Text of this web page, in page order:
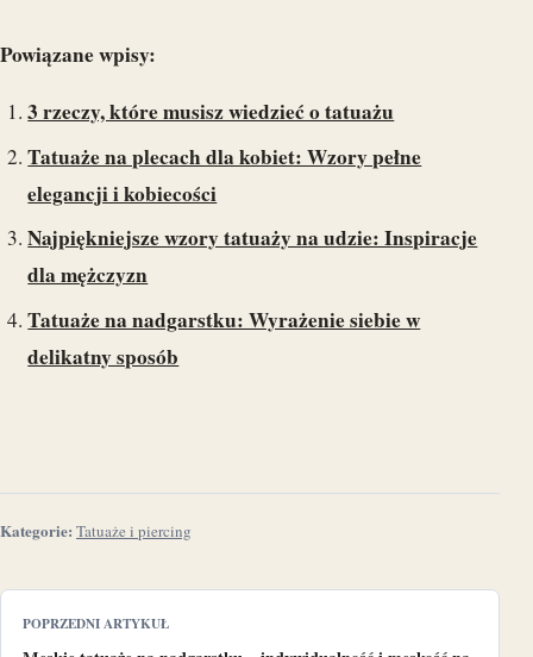
Powiązane wpisy:
3 rzeczy, które musisz wiedzieć o tatuażu
Tatuaże na plecach dla kobiet: Wzory pełne
elegancji i kobiecości
Najpiękniejsze wzory tatuaży na udzie: Inspiracje
dla mężczyzn
Tatuaże na nadgarstku: Wyrażenie siebie w
delikatny sposób
Kategorie: Tatuaże i piercing
POPRZEDNI ARTYKUŁ